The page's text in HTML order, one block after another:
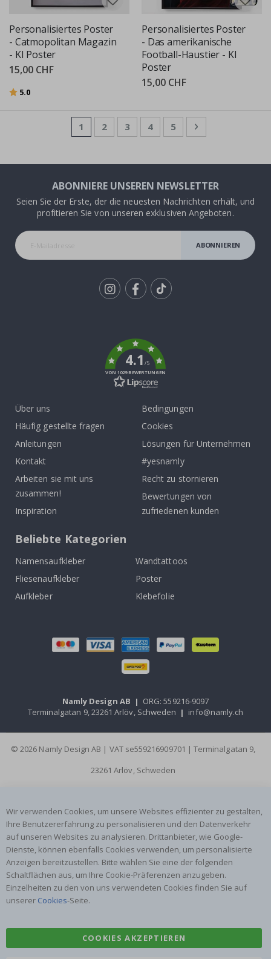
Personalisiertes Poster
- Catmopolitan Magazin
- KI Poster
15,00 CHF
Bewertung:
5.0
Personalisiertes Poster
- Das amerikanische
Football-Haustier - KI
Poster
15,00 CHF
Seite
Sie lesen gerade die Seite
1 Seite
2 Seite
3 Seite
4 Seite
5 Seite
Weiter
ABONNIERE UNSEREN NEWSLETTER
Seien Sie der Erste, der die neuesten Nachrichten erhält, und
profitieren Sie von unseren exklusiven Angeboten.
ABONNIEREN
4.1/5
VON 1029 BEWERTUNGEN
Über uns
Häufig gestellte fragen
Anleitungen
Kontakt
Arbeiten sie mit uns
zusammen!
Inspiration
Bedingungen
Cookies
Lösungen für Unternehmen
#yesnamly
Recht zu stornieren
Bewertungen von
zufriedenen kunden
Beliebte Kategorien
Namensaufkleber
Wandtattoos
Fliesenaufkleber
Poster
Aufkleber
Klebefolie
Namly Design AB | ORG: 559216-9097
Terminalgatan 9, 23261 Arlöv, Schweden | info@namly.ch
© 2026 Namly Design AB | VAT se559216909701 | Terminalgatan 9,
23261 Arlöv, Schweden
Wir verwenden Cookies, um unsere Websites effizienter zu gestalten,
Ihre Benutzererfahrung zu personalisieren und den Datenverkehr
auf unseren Websites zu analysieren. Drittanbieter, wie Google-
Dienste, können ebenfalls Cookies verwenden, um personalisierte
Anzeigen bereitzustellen. Bitte wählen Sie eine der folgenden
Schaltflächen aus, um Ihre Cookie-Präferenzen anzugeben.
Einzelheiten zu den von uns verwendeten Cookies finden Sie auf
unserer Cookies-Seite.
COOKIES AKZEPTIEREN